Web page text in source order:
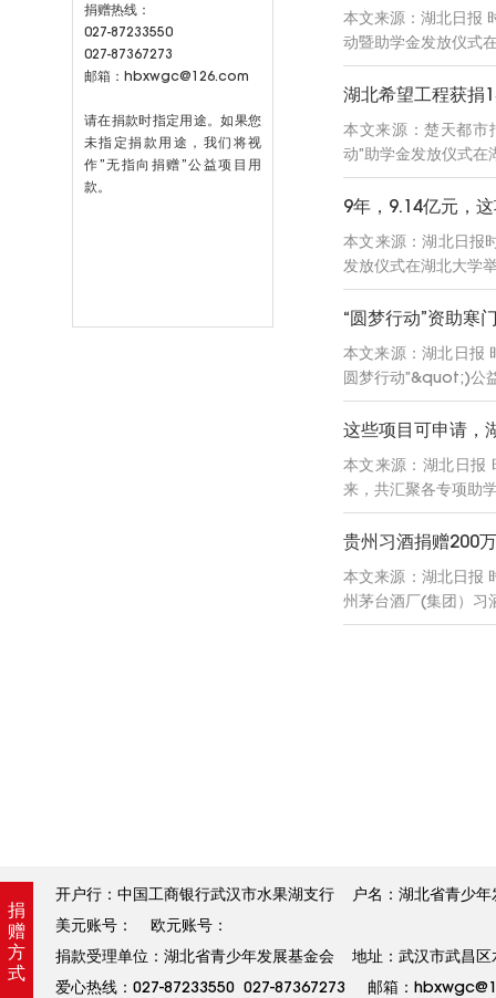
捐赠热线：
027-87233550
027-87367273
邮箱：hbxwgc@126.com
请在捐款时指定用途。如果您
未指定捐款用途，我们将视
作”无指向捐赠”公益项目用
款。
本文来源：湖北日报
动暨助学金发放仪式
湖北希望工程获捐
本文来源：楚天都市
动”助学金发放仪式
9年，9.14亿元，
本文来源：湖北日报
发放仪式在湖北大学
“圆梦行动”资助寒
本文来源：湖北日报
圆梦行动”&quot;)公
这些项目可申请，
本文来源：湖北日报
来，共汇聚各专项助
贵州习酒捐赠200
本文来源：湖北日报
州茅台酒厂(集团）习
捐
赠
方
式
开户行：中国工商银行武汉市水果湖支行 户名：湖北省青
美元账号： 欧元账号：
捐款受理单位：湖北省青少年发展基金会 地址：武汉市武昌
爱心热线：027-87233550 027-87367273 邮箱：